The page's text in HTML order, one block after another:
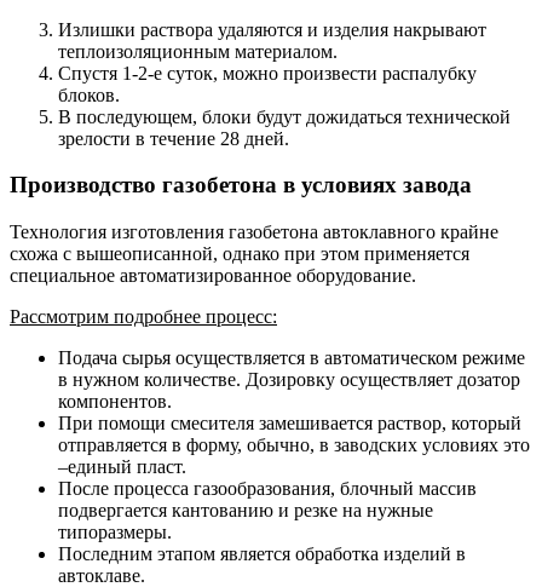
Излишки раствора удаляются и изделия накрывают
теплоизоляционным материалом.
Спустя 1-2-е суток, можно произвести распалубку
блоков.
В последующем, блоки будут дожидаться технической
зрелости в течение 28 дней.
Производство газобетона в условиях завода
Технология изготовления газобетона автоклавного крайне
схожа с вышеописанной, однако при этом применяется
специальное автоматизированное оборудование.
Рассмотрим подробнее процесс:
Подача сырья осуществляется в автоматическом режиме
в нужном количестве. Дозировку осуществляет дозатор
компонентов.
При помощи смесителя замешивается раствор, который
отправляется в форму, обычно, в заводских условиях это
–единый пласт.
После процесса газообразования, блочный массив
подвергается кантованию и резке на нужные
типоразмеры.
Последним этапом является обработка изделий в
автоклаве.